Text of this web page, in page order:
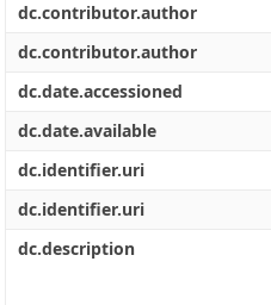
dc.contributor.author
dc.contributor.author
dc.date.accessioned
dc.date.available
dc.identifier.uri
dc.identifier.uri
dc.description